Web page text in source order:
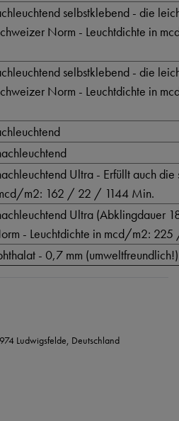
selbstklebend - die
Norm - Leuchtdichte in
selbstklebend - die
Norm - Leuchtdichte in
Ultra - Erfüllt auch
m2: 162 / 22 / 1144 Min.
Ultra (Abklingdauer
- Leuchtdichte in mcd/m2:
- 0,7 mm (umweltfreundlich!)
Ludwigsfelde, Deutschland